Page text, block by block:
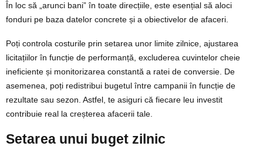
În loc să „arunci bani” în toate direcțiile, este esențial să aloci
fonduri pe baza datelor concrete și a obiectivelor de afaceri.
Poți controla costurile prin setarea unor limite zilnice, ajustarea
licitațiilor în funcție de performanță, excluderea cuvintelor cheie
ineficiente și monitorizarea constantă a ratei de conversie. De
asemenea, poți redistribui bugetul între campanii în funcție de
rezultate sau sezon. Astfel, te asiguri că fiecare leu investit
contribuie real la creșterea afacerii tale.
Setarea unui buget zilnic